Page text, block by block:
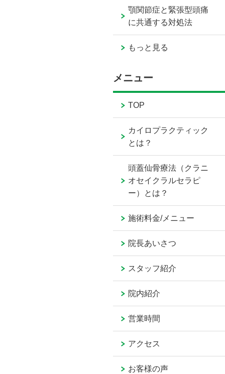
顎関節症と緊張型頭痛
に共通する対処法
もっと見る
メニュー
TOP
カイロプラクティック
とは？
頭蓋仙骨療法（クラニ
オセイクラルセラピ
ー）とは？
施術料金/メニュー
院長あいさつ
スタッフ紹介
院内紹介
営業時間
アクセス
お客様の声